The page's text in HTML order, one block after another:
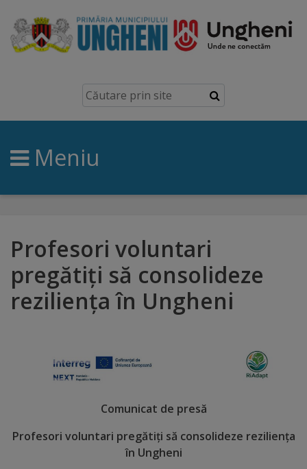
Ungheni
Prezentare
generală
Simbolurile
brand
Orașe
înfrățite
Cetățeni
Meniu
Profesori voluntari
pregătiți să consolideze
reziliența în Ungheni
Comunicat de presă
Profesori voluntari pregătiți să consolideze reziliența
în Ungheni